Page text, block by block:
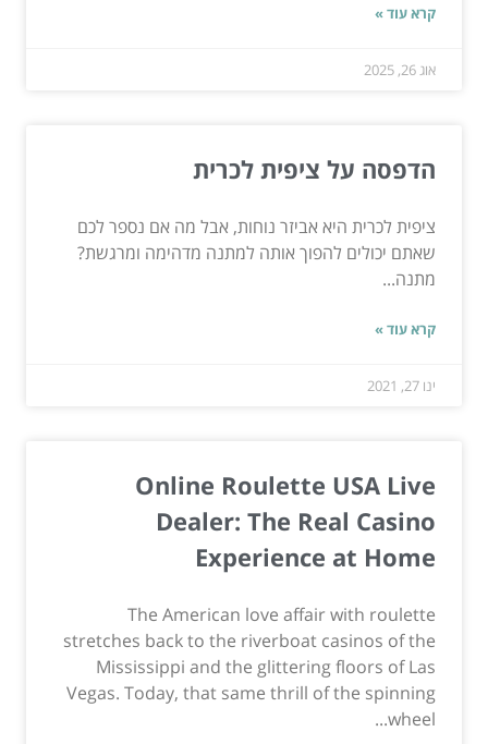
קרא עוד »
אוג 26, 2025
הדפסה על ציפית לכרית
ציפית לכרית היא אביזר נוחות, אבל מה אם נספר לכם
שאתם יכולים להפוך אותה למתנה מדהימה ומרגשת?
מתנה...
קרא עוד »
ינו 27, 2021
Online Roulette USA Live
Dealer: The Real Casino
Experience at Home
The American love affair with roulette
stretches back to the riverboat casinos of the
Mississippi and the glittering floors of Las
Vegas. Today, that same thrill of the spinning
wheel...